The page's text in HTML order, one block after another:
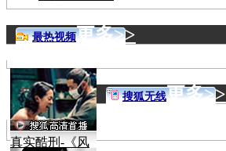
最热视频更多>>
真实酷刑-《风
搜狐无线更多>>